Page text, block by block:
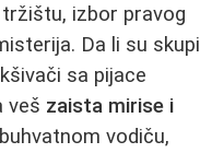
izbor pravog
Da li su skupi
sa pijace
veš zaista mirise i
vodiču,